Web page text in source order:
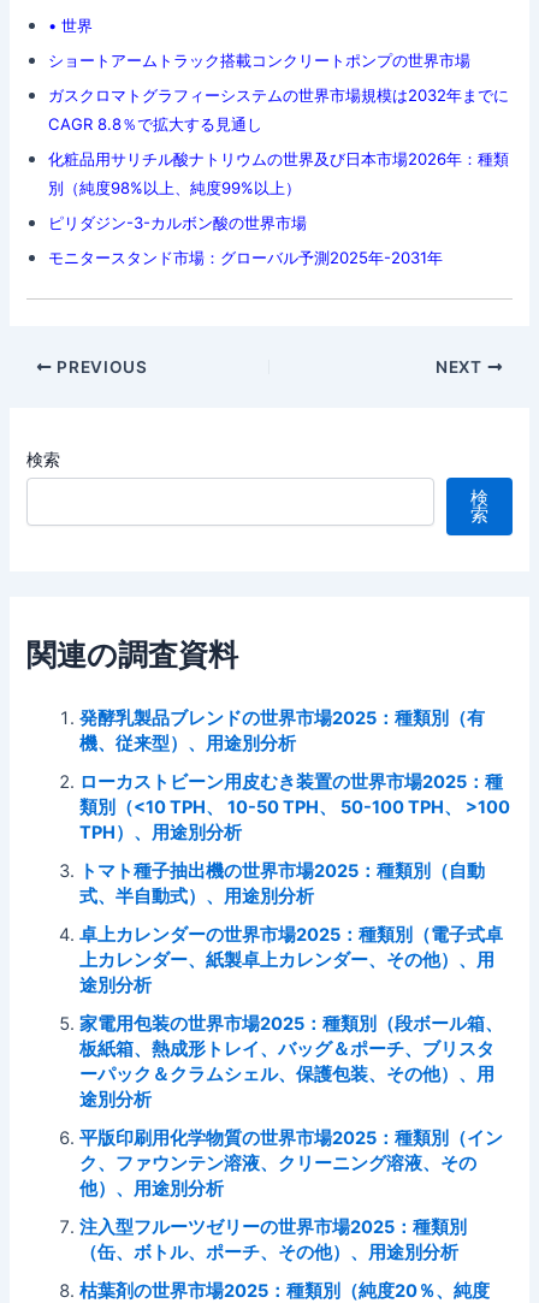
• 世界
ショートアームトラック搭載コンクリートポンプの世界市場
ガスクロマトグラフィーシステムの世界市場規模は2032年までに
CAGR 8.8％で拡大する見通し
化粧品用サリチル酸ナトリウムの世界及び日本市場2026年：種類
別（純度98%以上、純度99%以上）
ピリダジン-3-カルボン酸の世界市場
モニタースタンド市場：グローバル予測2025年-2031年
Post
PREVIOUS NEXT
検索
検
索
関連の調査資料
発酵乳製品ブレンドの世界市場2025：種類別（有
機、従来型）、用途別分析
ローカストビーン用皮むき装置の世界市場2025：種
類別（<10 TPH、 10-50 TPH、 50-100 TPH、 >100
TPH）、用途別分析
トマト種子抽出機の世界市場2025：種類別（自動
式、半自動式）、用途別分析
卓上カレンダーの世界市場2025：種類別（電子式卓
上カレンダー、紙製卓上カレンダー、その他）、用
途別分析
家電用包装の世界市場2025：種類別（段ボール箱、
板紙箱、熱成形トレイ、バッグ＆ポーチ、ブリスタ
ーパック＆クラムシェル、保護包装、その他）、用
途別分析
平版印刷用化学物質の世界市場2025：種類別（イン
ク、ファウンテン溶液、クリーニング溶液、その
他）、用途別分析
注入型フルーツゼリーの世界市場2025：種類別
（缶、ボトル、ポーチ、その他）、用途別分析
枯葉剤の世界市場2025：種類別（純度20％、純度